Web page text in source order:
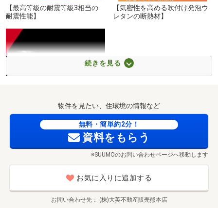
熊本電鉄バス 北熊本停まで180m
【最高等級の耐震等級3相当の
耐震性能】
【気密性を高める吹付け発泡ウ
レタンの断熱材】
【揺れを抑える制震ダンパー】
続きを見る
物件を見たい、住環境の情報など
無料・簡単約2分！
資料をもらう
※SUUMOのお問い合わせページへ移動します
お気に入りに追加する
お問い合わせ先 (株)大英不動産販売熊本店